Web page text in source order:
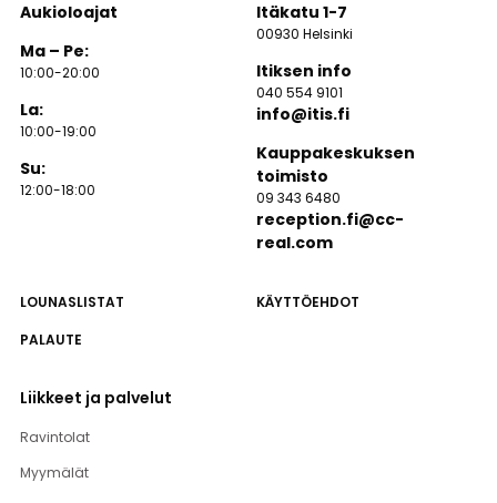
LOUNASLISTAT
KÄYTTÖEHDOT
PALAUTE
Liikkeet ja palvelut
Ravintolat
Myymälät
Aukioloajat
Ma – Pe:
10:00-20:00
La:
10:00-19:00
Su:
12:00-18:00
Itäkatu 1-7
00930 Helsinki
Itiksen info
040 554 9101
info@itis.fi
Kauppakeskuksen
toimisto
09 343 6480
reception.fi@cc-
real.com